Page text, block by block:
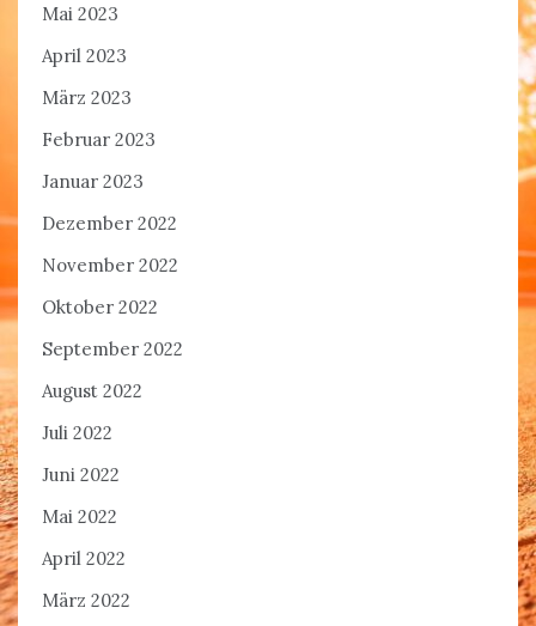
Mai 2023
April 2023
März 2023
Februar 2023
Januar 2023
Dezember 2022
November 2022
Oktober 2022
September 2022
August 2022
Juli 2022
Juni 2022
Mai 2022
April 2022
März 2022